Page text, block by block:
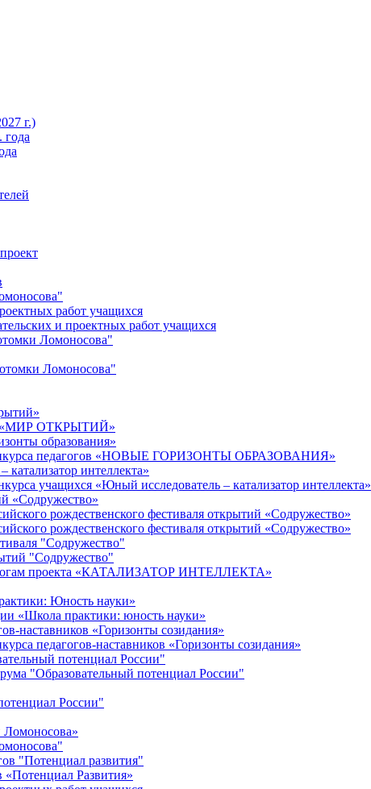
г.)
работ учащихся
и проектных работ учащихся
Ломоносова"
Ломоносова"
«МИР ОТКРЫТИЙ»
образования»
педагогов «НОВЫЕ ГОРИЗОНТЫ ОБРАЗОВАНИЯ»
интеллекта»
учащихся «Юный исследователь – катализатор интеллекта»
«Содружество»
рождественского фестиваля открытий «Содружество»
рождественского фестиваля открытий «Содружество»
"Содружество"
"Содружество"
проекта «КАТАЛИЗАТОР ИНТЕЛЛЕКТА»
Юность науки»
«Школа практики: юность науки»
наставников «Горизонты созидания»
педагогов-наставников «Горизонты созидания»
потенциал России"
"Образовательный потенциал России"
России"
Ломоносова»
"Потенциал развития"
«Потенциал Развития»